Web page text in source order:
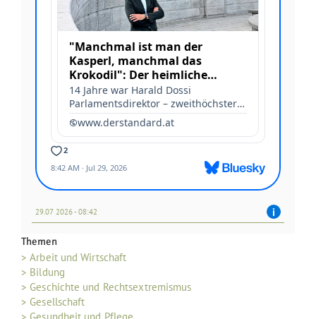
29.07 2026 - 08:42
Themen
> Arbeit und Wirtschaft
> Bildung
> Geschichte und Rechtsextremismus
> Gesellschaft